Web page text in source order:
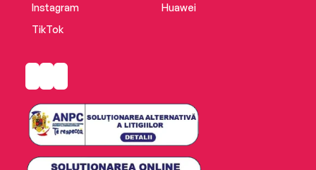
Instagram
TikTok
Huawei